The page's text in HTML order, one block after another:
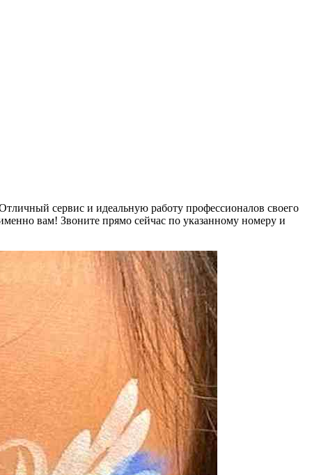
сервис и идеальную работу профессионалов своего
вам! Звоните прямо сейчас по указанному номеру и